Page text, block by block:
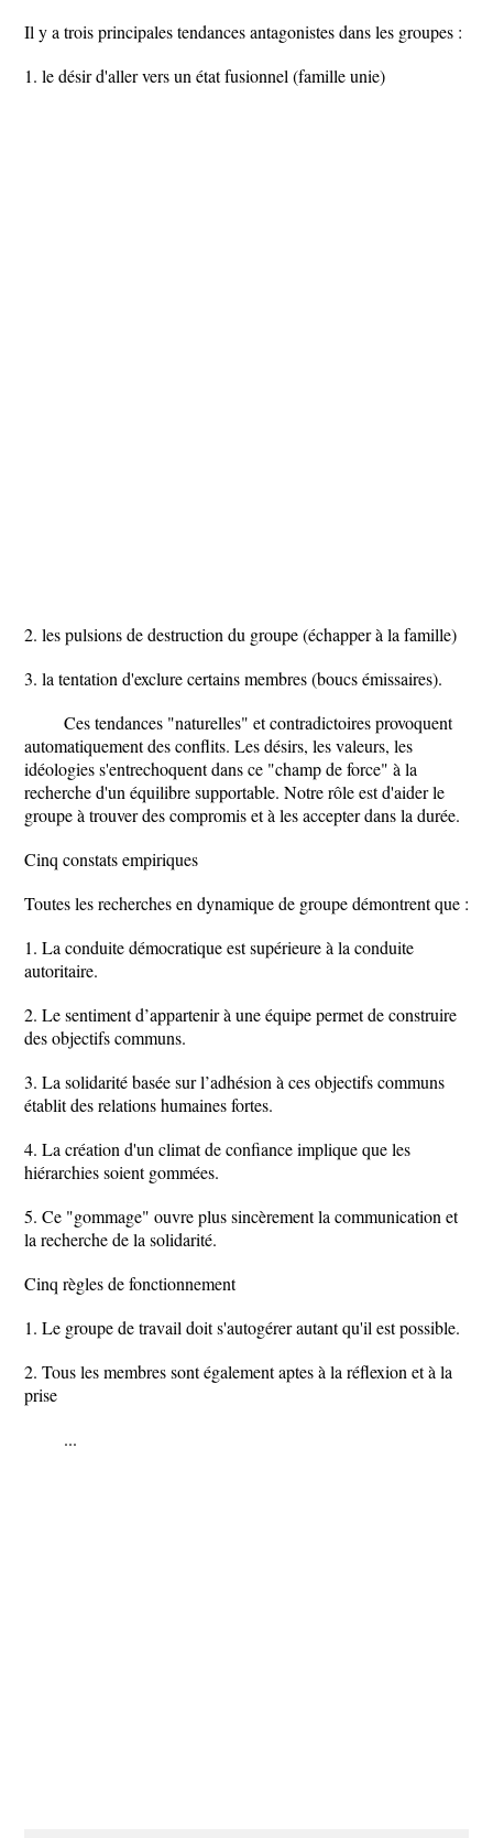
Il y a trois principales tendances antagonistes dans les groupes :
1. le désir d'aller vers un état fusionnel (famille unie)
2. les pulsions de destruction du groupe (échapper à la famille)
3. la tentation d'exclure certains membres (boucs émissaires).
Ces tendances "naturelles" et contradictoires provoquent
automatiquement des conflits. Les désirs, les valeurs, les
idéologies s'entrechoquent dans ce "champ de force" à la
recherche d'un équilibre supportable. Notre rôle est d'aider le
groupe à trouver des compromis et à les accepter dans la durée.
Cinq constats empiriques
Toutes les recherches en dynamique de groupe démontrent que :
1. La conduite démocratique est supérieure à la conduite
autoritaire.
2. Le sentiment d’appartenir à une équipe permet de construire
des objectifs communs.
3. La solidarité basée sur l’adhésion à ces objectifs communs
établit des relations humaines fortes.
4. La création d'un climat de confiance implique que les
hiérarchies soient gommées.
5. Ce "gommage" ouvre plus sincèrement la communication et
la recherche de la solidarité.
Cinq règles de fonctionnement
1. Le groupe de travail doit s'autogérer autant qu'il est possible.
2. Tous les membres sont également aptes à la réflexion et à la
prise
...